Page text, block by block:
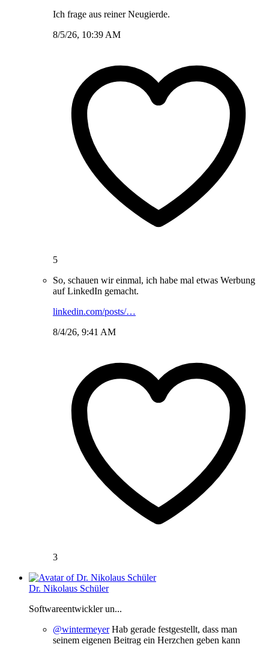
Ich frage aus reiner Neugierde.
8/5/26, 10:39 AM
5
So, schauen wir einmal, ich habe mal etwas Werbung
auf LinkedIn gemacht.
linkedin.com/posts/…
8/4/26, 9:41 AM
3
Dr. Nikolaus Schüler
Softwareentwickler un...
@wintermeyerHab gerade festgestellt, dass man
seinem eigenen Beitrag ein Herzchen geben kann